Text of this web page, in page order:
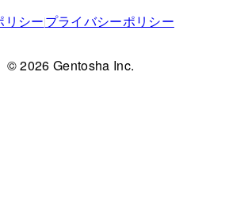
リシープライバシーポリシー
© 2026 Gentosha Inc.